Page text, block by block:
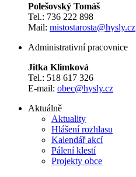
Polešovský Tomáš
Tel.: 736 222 898
Mail: mistostarosta@hysly.cz
Administrativní pracovnice
Jitka Klimková
Tel.: 518 617 326
E-mail: obec@hysly.cz
Aktuálně
Aktuality
Hlášení rozhlasu
Kalendář akcí
Pálení klestí
Projekty obce